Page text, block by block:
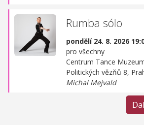
Rumba sólo
pondělí 24. 8. 2026
pro všechny
Centrum Tance
Politických vězňů 8,
Michal Mejvald